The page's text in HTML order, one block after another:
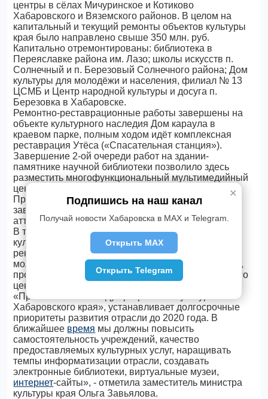
центры в сёлах Мичуринское и Котиково
Хабаровского и Вяземского районов. В целом на
капитальный и текущий ремонты объектов культуры
края было направлено свыше 350 млн. руб.
Капитально отремонтированы: библиотека в
Переяславке района им. Лазо; школы искусств п.
Солнечный и п. Березовый Солнечного района; Дом
культуры для молодёжи и населения, филиал № 13
ЦСМБ и Центр народной культуры и досуга п.
Березовка в Хабаровске.
Ремонтно-реставрационные работы завершены на
объекте культурного наследия Дом караула в
краевом парке, полным ходом идёт комплексная
реставрация Утёса («Спасательная станция»).
Завершение 2-ой очереди работ на здании-
памятнике научной библиотеки позволило здесь
разместить многофункциональный мультимедийный
центр, открытие которого планируется 20 марта.
Преображается здание театра Драмы и комедии,
завершена реставрация декоративного углового
аттика Театра юного зрителя.
В текущем году планируется ввод Социально-
культурного центра в с. Датта Ванинского района и
реконструкция здания под национальный
молодежный центр в с. Кондон Солнечного района,
продолжается строительство социально-культурного
центра в р.п. Высокогорный Ванинского района.
«Принятая в 2012 году программа «Культура
Хабаровского края», устанавливает долгосрочные
приоритеты развития отрасли до 2020 года. В
ближайшее время мы должны повысить
самостоятельность учреждений, качество
предоставляемых культурных услуг, наращивать
темпы информатизации отрасли, создавать
электронные библиотеки, виртуальные музеи,
интернет-сайты», - отметила заместитель министра
культуры края Ольга Завьялова.
✕
Подпишись на наш канал
Получай новости Хабаровска в MAX и Telegram.
Открыть MAX
Открыть Telegram